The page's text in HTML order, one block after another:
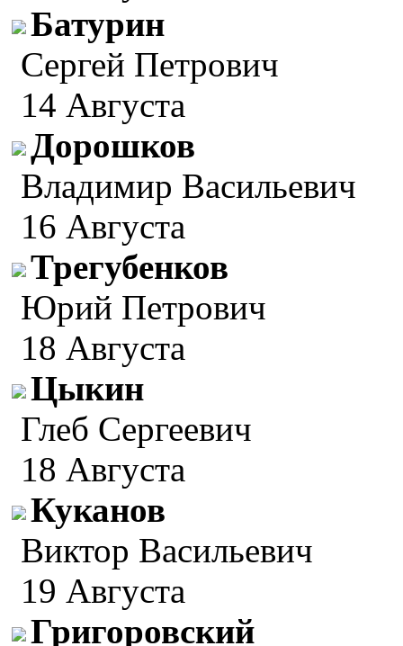
Батурин
Сергей Петрович
14 Августа
Дорошков
Владимир Васильевич
16 Августа
Трегубенков
Юрий Петрович
18 Августа
Цыкин
Глеб Сергеевич
18 Августа
Куканов
Виктор Васильевич
19 Августа
Григоровский